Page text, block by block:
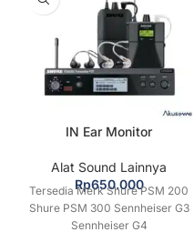
IN Ear Monitor
Alat Sound Lainnya
Rp650.000
Tersedia Merk Shure PSM 200
Shure PSM 300 Sennheiser G3
Sennheiser G4